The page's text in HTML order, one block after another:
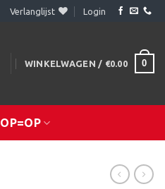
Verlanglijst Login
WINKELWAGEN / €0.00 0
OP=OP